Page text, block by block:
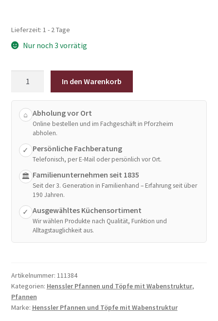
Lieferzeit: 1 - 2 Tage
Nur noch 3 vorrätig
Schmorpfanne
mit
Wabenstruktur
cm
Menge
In den Warenkorb
⌂ Abholung vor Ort
Online bestellen und im Fachgeschäft in Pforzheim
abholen.
✓ Persönliche Fachberatung
Telefonisch, per E-Mail oder persönlich vor Ort.
🏛 Familienunternehmen seit 1835
Seit der 3. Generation in Familienhand – Erfahrung seit über
190 Jahren.
✓ Ausgewähltes Küchensortiment
Wir wählen Produkte nach Qualität, Funktion und
Alltagstauglichkeit aus.
Artikelnummer: 111384
Kategorien: Henssler Pfannen und Töpfe mit Wabenstruktur,
Pfannen
Marke: Henssler Pfannen und Töpfe mit Wabenstruktur